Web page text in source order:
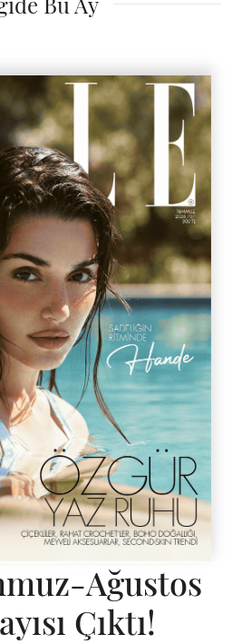
Ağustos
Çıktı!